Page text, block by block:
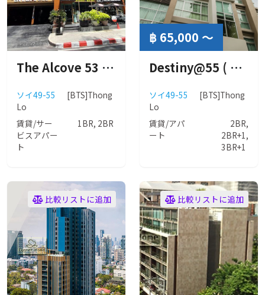
The Alcove 53 ( ザ アルコーブ 53 )
ソイ49-55
[BTS]Thong
Lo
賃貸/サー
ビスアパー
ト
1BR, 2BR
฿ 65,000 ～
Destiny@55 ( ディステニー55 )
ソイ49-55
[BTS]Thong
Lo
賃貸/アパ
ート
2BR,
2BR+1,
3BR+1
比較リストに追加 比較リストに追加